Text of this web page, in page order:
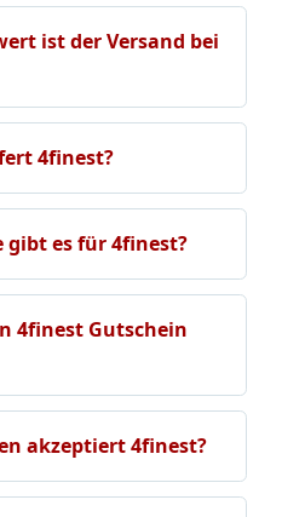
ist der Versand bei
4finest?
gibt es für 4finest?
4finest Gutschein
akzeptiert 4finest?